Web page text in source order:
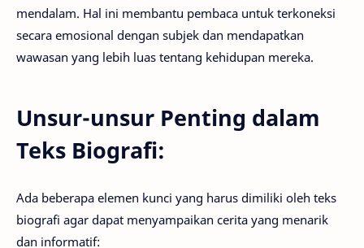
mendalam. Hal ini membantu pembaca untuk terkoneksi
secara emosional dengan subjek dan mendapatkan
wawasan yang lebih luas tentang kehidupan mereka.
Unsur-unsur Penting dalam
Teks Biografi:
Ada beberapa elemen kunci yang harus dimiliki oleh teks
biografi agar dapat menyampaikan cerita yang menarik
dan informatif: